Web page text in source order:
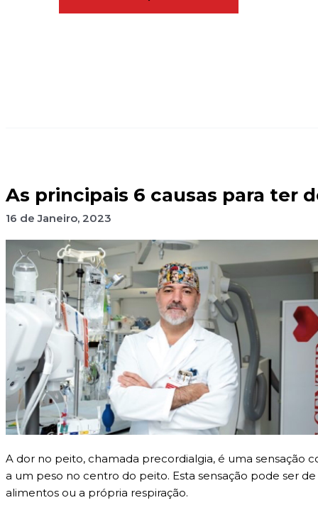
As principais 6 causas para ter
16 de Janeiro, 2023
A dor no peito, chamada precordialgia, é uma
a um peso no centro do peito. Esta sensação pode ser
alimentos ou a própria respiração.